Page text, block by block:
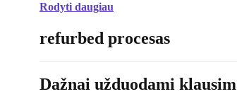
Rodyti daugiau
refurbed procesas
Dažnai užduodami